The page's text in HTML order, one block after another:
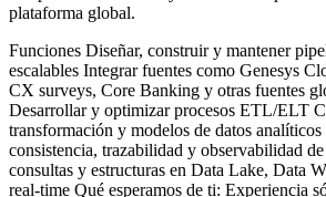
plataforma global.
Funciones Diseñar, construir y mantener
escalables Integrar fuentes como Genesys
CX surveys, Core Banking y otras fuentes
Desarrollar y optimizar procesos ETL/ELT
transformación y modelos de datos
consistencia, trazabilidad y observabilidad
consultas y estructuras en Data Lake, Data
real-time Qué esperamos de ti: Experiencia